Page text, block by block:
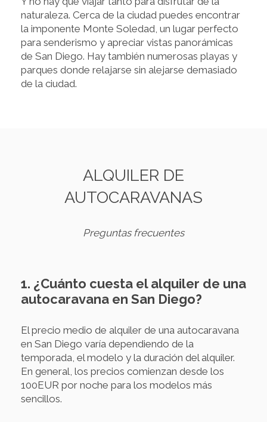
naturaleza. Cerca de la ciudad puedes encontrar
la imponente Monte Soledad, un lugar perfecto
para senderismo y apreciar vistas panorámicas
de San Diego. Hay también numerosas playas y
parques donde relajarse sin alejarse demasiado
de la ciudad.
ALQUILER DE
AUTOCARAVANAS
Preguntas frecuentes
1. ¿Cuánto cuesta el alquiler de una
autocaravana en San Diego?
El precio medio de alquiler de una autocaravana
en San Diego varía dependiendo de la
temporada, el modelo y la duración del alquiler.
En general, los precios comienzan desde los
100EUR por noche para los modelos más
sencillos.